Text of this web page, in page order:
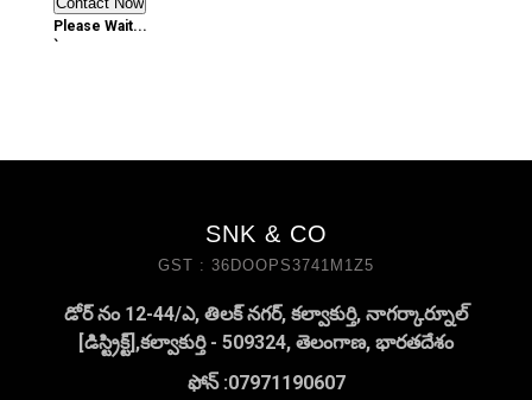
Please Wait...
`
SNK & CO
GST : 36DOOPS3741M1Z5
డోర్ నం 12-44/ఎ, తిలక్ నగర్, కల్వాకుర్తి, నాగర్కార్నూల్
[డిస్ట్రిక్ట్],కల్వాకుర్తి - 509324, తెలంగాణ, భారతదేశం
ఫోన్ :07971190607